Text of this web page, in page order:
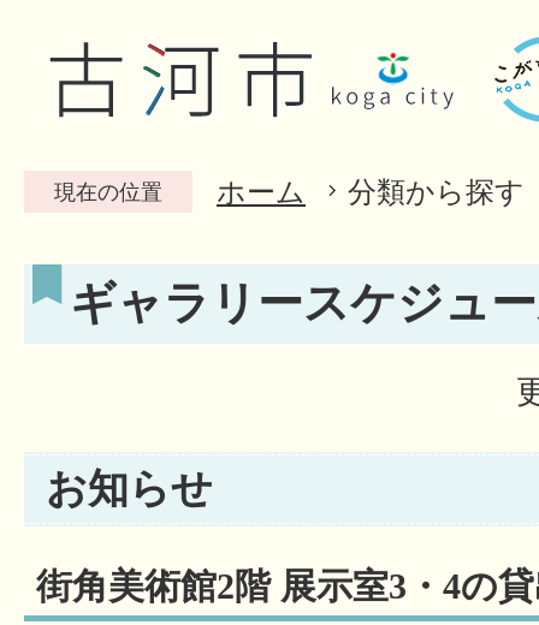
現在の位置 ホーム 分類から探す
ギャラリースケジュ
お知らせ
街角美術館2階 展示室3・4の